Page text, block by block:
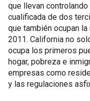
que llevan
cualificada de dos
que también ocupan
2011. California no
ocupa los primeros
hogar, pobreza e
empresas como
y las regulaciones